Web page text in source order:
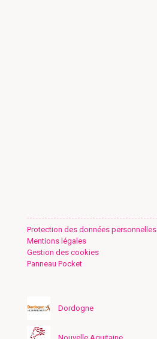
Protection des données personnelles
Mentions légales
Gestion des cookies
Panneau Pocket
Dordogne